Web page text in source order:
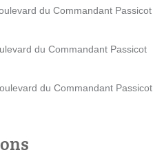
du Commandant Passicot
du Commandant Passicot
du Commandant Passicot